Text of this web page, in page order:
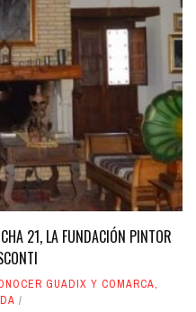
21, LA FUNDACIÓN PINTOR
GUADIX Y COMARCA,